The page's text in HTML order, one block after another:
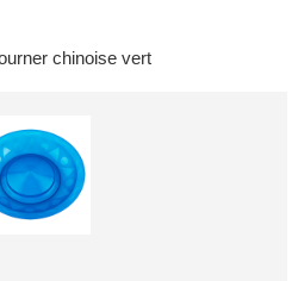
chinoise vert